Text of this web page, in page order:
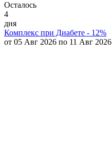
Осталось
4
дня
Комплекс при Диабете - 12%
от 05 Авг 2026 по 11 Авг 2026